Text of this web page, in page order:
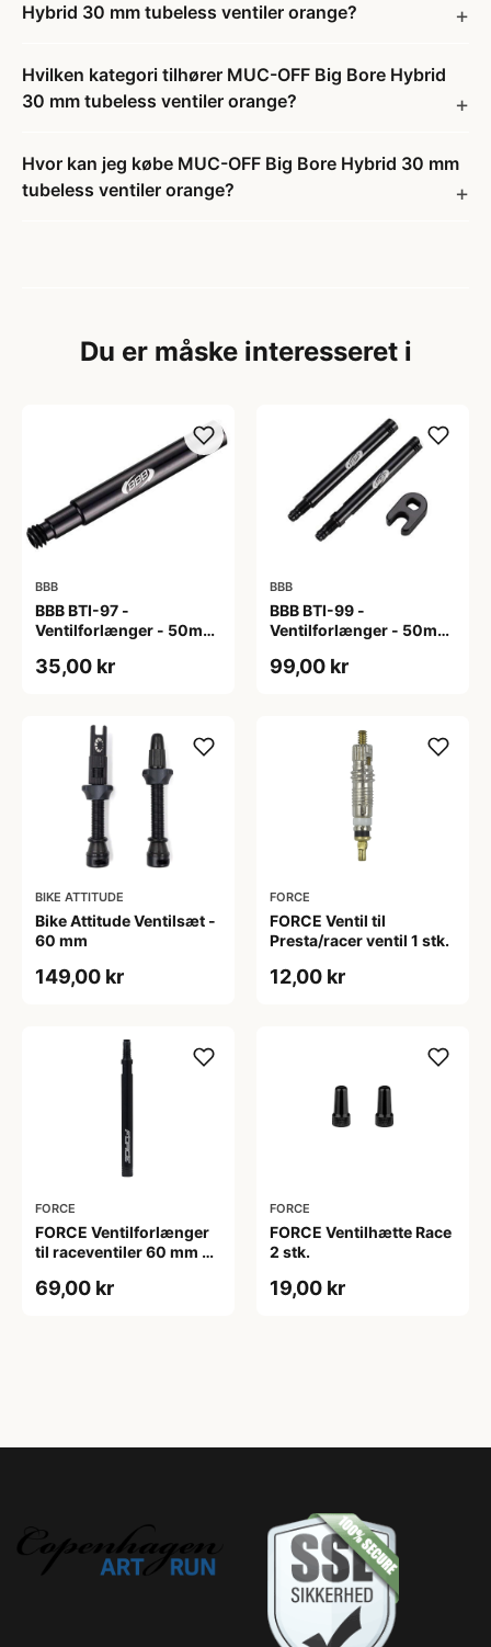
Hybrid 30 mm tubeless ventiler orange?
Hvilken kategori tilhører MUC-OFF Big Bore Hybrid
30 mm tubeless ventiler orange?
Hvor kan jeg købe MUC-OFF Big Bore Hybrid 30 mm
tubeless ventiler orange?
Du er måske interesseret i
BBB
BBB BTI-97 -
Ventilforlænger - 50mm
35,00 kr
BBB
BBB BTI-99 -
Ventilforlænger - 50mm
Nøgle - Sort
99,00 kr
BIKE ATTITUDE
Bike Attitude Ventilsæt -
60 mm
149,00 kr
FORCE
FORCE Ventil til
Presta/racer ventil 1 stk.
12,00 kr
FORCE
FORCE Ventilforlænger
til raceventiler 60 mm 2
69,00 kr
FORCE
FORCE Ventilhætte Race
2 stk.
19,00 kr